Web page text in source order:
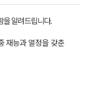
을 알려드립니다.
재능과 열정을 갖춘